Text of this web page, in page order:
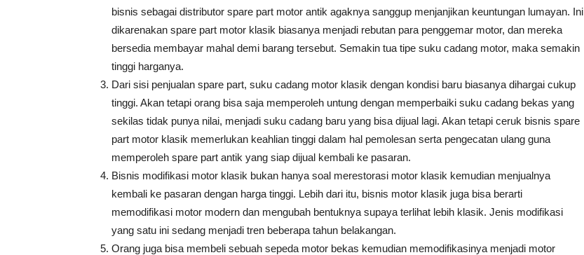
bisnis sebagai distributor spare part motor antik agaknya sanggup menjanjikan keuntungan lumayan. Ini
dikarenakan spare part motor klasik biasanya menjadi rebutan para penggemar motor, dan mereka
bersedia membayar mahal demi barang tersebut. Semakin tua tipe suku cadang motor, maka semakin
tinggi harganya.
Dari sisi penjualan spare part, suku cadang motor klasik dengan kondisi baru biasanya dihargai cukup
tinggi. Akan tetapi orang bisa saja memperoleh untung dengan memperbaiki suku cadang bekas yang
sekilas tidak punya nilai, menjadi suku cadang baru yang bisa dijual lagi. Akan tetapi ceruk bisnis spare
part motor klasik memerlukan keahlian tinggi dalam hal pemolesan serta pengecatan ulang guna
memperoleh spare part antik yang siap dijual kembali ke pasaran.
Bisnis modifikasi motor klasik bukan hanya soal merestorasi motor klasik kemudian menjualnya
kembali ke pasaran dengan harga tinggi. Lebih dari itu, bisnis motor klasik juga bisa berarti
memodifikasi motor modern dan mengubah bentuknya supaya terlihat lebih klasik. Jenis modifikasi
yang satu ini sedang menjadi tren beberapa tahun belakangan.
Orang juga bisa membeli sebuah sepeda motor bekas kemudian memodifikasinya menjadi motor